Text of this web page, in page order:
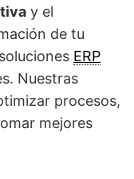
y el
de tu
ERP
Nuestras
procesos,
mejores